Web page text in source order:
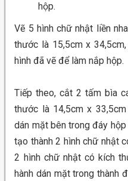
hộp.
Vẽ 5 hình chữ nhật liền
thước là 15,5cm x
hình đã vẽ để làm nắp hộp.
Tiếp theo, cắt 2 tấm bìa
thước là 14,5cm x
dán mặt bên trong đáy
tạo thành 2 hình chữ nhật
2 hình chữ nhật có kích
hành dán mặt trong thành